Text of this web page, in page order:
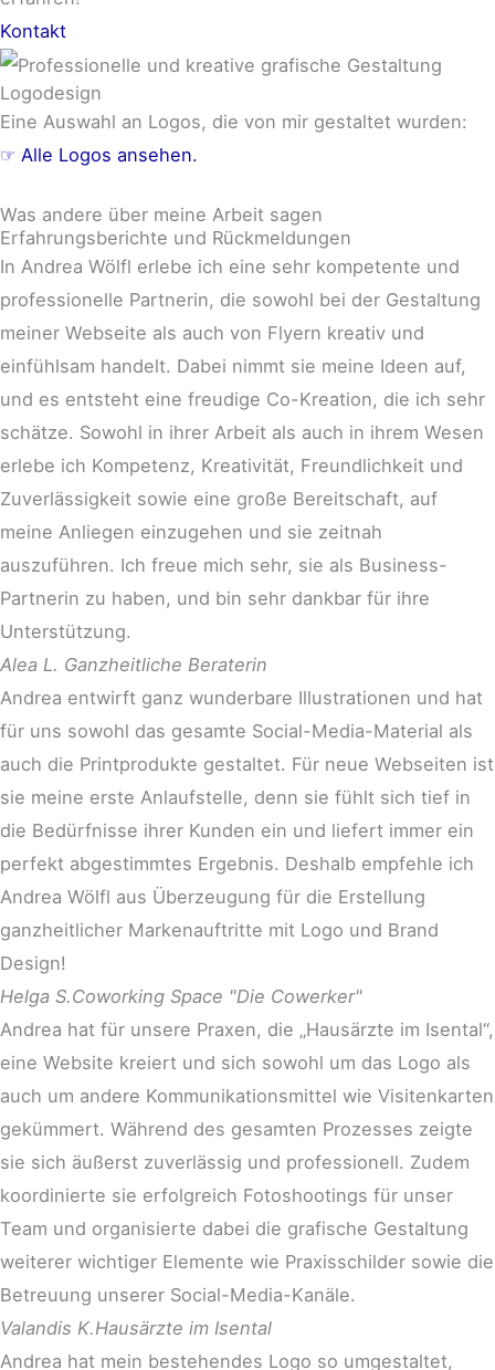
Kontakt
Logodesign
Eine Auswahl an Logos, die von mir gestaltet wurden:
☞ Alle Logos ansehen.
Was andere über meine Arbeit sagen
Erfahrungsberichte und Rückmeldungen
In Andrea Wölfl erlebe ich eine sehr kompetente und
professionelle Partnerin, die sowohl bei der Gestaltung
meiner Webseite als auch von Flyern kreativ und
einfühlsam handelt. Dabei nimmt sie meine Ideen auf,
und es entsteht eine freudige Co-Kreation, die ich sehr
schätze. Sowohl in ihrer Arbeit als auch in ihrem Wesen
erlebe ich Kompetenz, Kreativität, Freundlichkeit und
Zuverlässigkeit sowie eine große Bereitschaft, auf
meine Anliegen einzugehen und sie zeitnah
auszuführen. Ich freue mich sehr, sie als Business-
Partnerin zu haben, und bin sehr dankbar für ihre
Unterstützung.
Alea L. Ganzheitliche Beraterin
Andrea entwirft ganz wunderbare Illustrationen und hat
für uns sowohl das gesamte Social-Media-Material als
auch die Printprodukte gestaltet. Für neue Webseiten ist
sie meine erste Anlaufstelle, denn sie fühlt sich tief in
die Bedürfnisse ihrer Kunden ein und liefert immer ein
perfekt abgestimmtes Ergebnis. Deshalb empfehle ich
Andrea Wölfl aus Überzeugung für die Erstellung
ganzheitlicher Markenauftritte mit Logo und Brand
Design!
Helga S.Coworking Space "Die Cowerker"
Andrea hat für unsere Praxen, die „Hausärzte im Isental“,
eine Website kreiert und sich sowohl um das Logo als
auch um andere Kommunikationsmittel wie Visitenkarten
gekümmert. Während des gesamten Prozesses zeigte
sie sich äußerst zuverlässig und professionell. Zudem
koordinierte sie erfolgreich Fotoshootings für unser
Team und organisierte dabei die grafische Gestaltung
weiterer wichtiger Elemente wie Praxisschilder sowie die
Betreuung unserer Social-Media-Kanäle.
Valandis K.Hausärzte im Isental
Andrea hat mein bestehendes Logo so umgestaltet,